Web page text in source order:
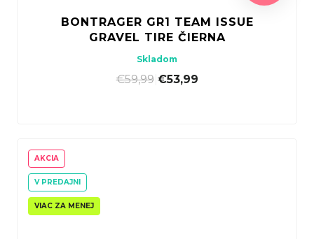
BONTRAGER GR1 TEAM ISSUE
GRAVEL TIRE ČIERNA
Skladom
€59,99| €53,99
AKCIA
V PREDAJNI
VIAC ZA MENEJ